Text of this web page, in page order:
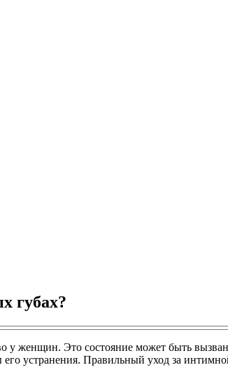
губах?
у женщин. Это состояние может быть
устранения. Правильный уход за